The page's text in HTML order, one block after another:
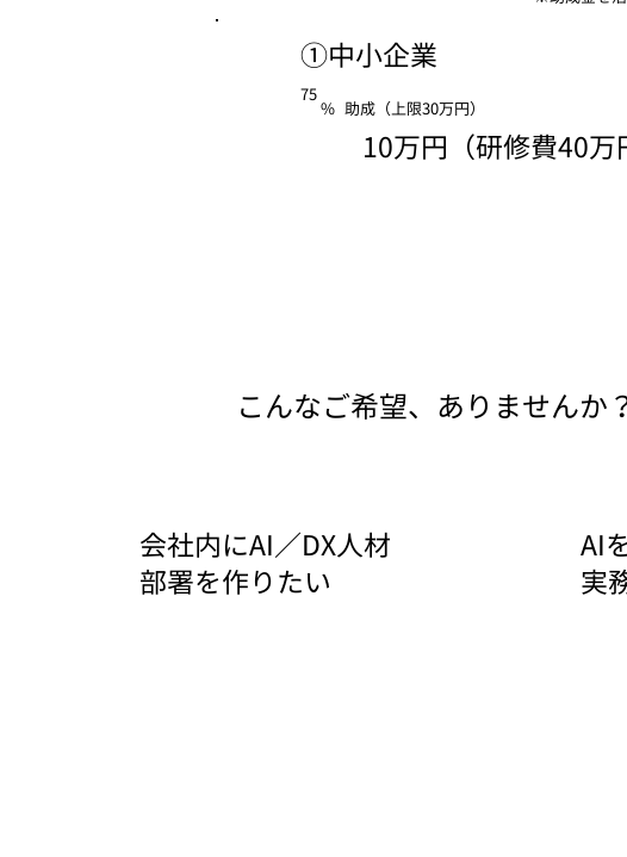
​①中小企業
75
% 助成（上限30万円）
10万円（研修費40万
こんなご希望、ありませんか
会社内にAI／DX人材
部署を作りたい
AI
実